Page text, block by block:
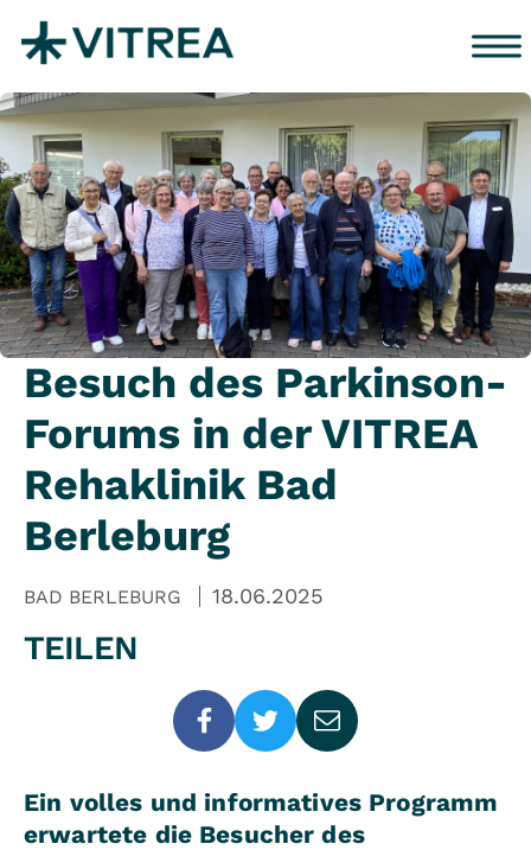
Besuch des Parkinson-
Forums in der VITREA
Rehaklinik Bad
Berleburg
BAD BERLEBURG 18.06.2025
TEILEN
Ein volles und informatives Programm
erwartete die Besucher des